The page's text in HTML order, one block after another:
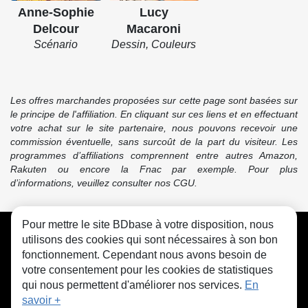
Anne-Sophie
Delcour
Scénario
Lucy
Macaroni
Dessin, Couleurs
Les offres marchandes proposées sur cette page sont basées sur
le principe de l'affiliation. En cliquant sur ces liens et en effectuant
votre achat sur le site partenaire, nous pouvons recevoir une
commission éventuelle, sans surcoût de la part du visiteur. Les
programmes d’affiliations comprennent entre autres Amazon,
Rakuten ou encore la Fnac par exemple. Pour plus
d’informations, veuillez consulter nos CGU.
CGU FAQ Contact Cookies
Pour mettre le site BDbase à votre disposition, nous
utilisons des cookies qui sont nécessaires à son bon
fonctionnement. Cependant nous avons besoin de
votre consentement pour les cookies de statistiques
qui nous permettent d'améliorer nos services. En
savoir +